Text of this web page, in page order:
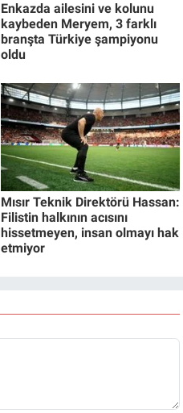
Enkazda ailesini ve kolunu
kaybeden Meryem, 3 farklı
branşta Türkiye şampiyonu
oldu
Mısır Teknik Direktörü Hassan:
Filistin halkının acısını
hissetmeyen, insan olmayı hak
etmiyor